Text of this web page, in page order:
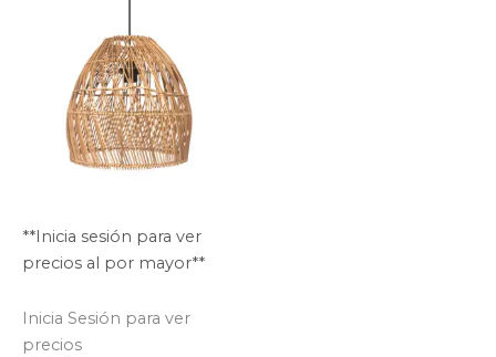
**Inicia sesión para ver
precios al por mayor**
Inicia Sesión para ver
precios